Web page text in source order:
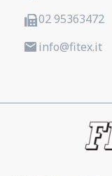
02 95363472
info@fitex.it